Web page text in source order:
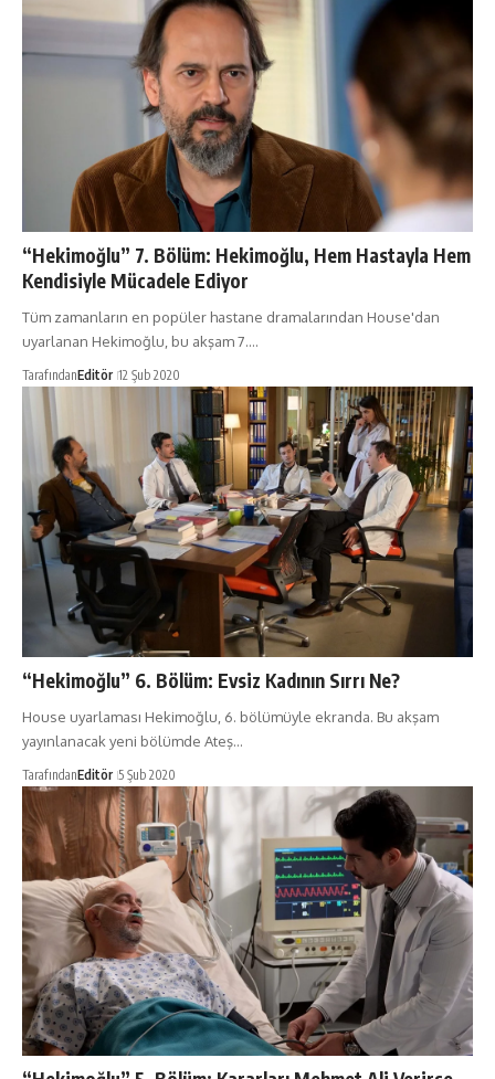
“Hekimoğlu” 7. Bölüm: Hekimoğlu, Hem Hastayla Hem
Kendisiyle Mücadele Ediyor
Tüm zamanların en popüler hastane dramalarından House'dan
uyarlanan Hekimoğlu, bu akşam 7.…
TarafındanEditör 12 Şub 2020
“Hekimoğlu” 6. Bölüm: Evsiz Kadının Sırrı Ne?
House uyarlaması Hekimoğlu, 6. bölümüyle ekranda. Bu akşam
yayınlanacak yeni bölümde Ateş…
TarafındanEditör 5 Şub 2020